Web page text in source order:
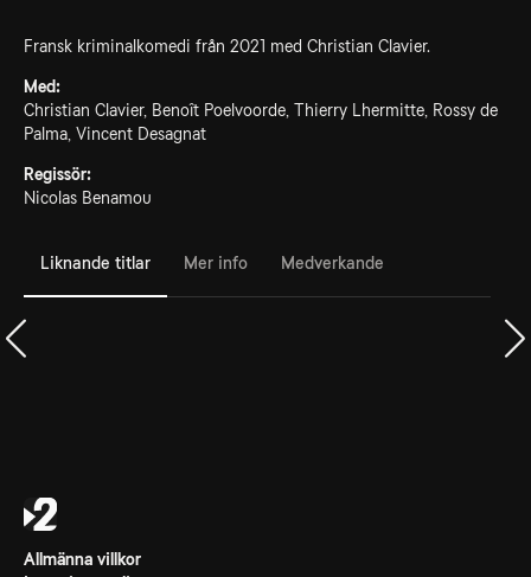
Fransk kriminalkomedi från 2021 med Christian Clavier.
Med:
Christian Clavier, Benoît Poelvoorde, Thierry Lhermitte, Rossy de
Palma, Vincent Desagnat
Regissör:
Nicolas Benamou
Liknande titlar Mer info Medverkande
Allmänna villkor